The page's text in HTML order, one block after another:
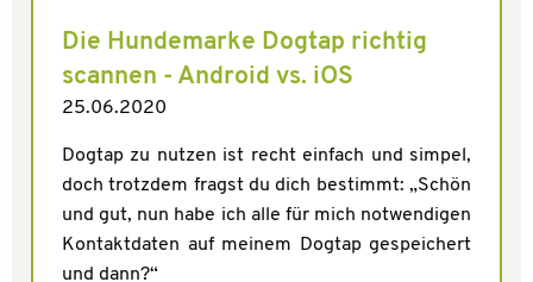
Die Hundemarke Dogtap richtig
scannen - Android vs. iOS
25.06.2020
Dogtap zu nutzen ist recht einfach und simpel,
doch trotzdem fragst du dich bestimmt: „Schön
und gut, nun habe ich alle für mich notwendigen
Kontaktdaten auf meinem Dogtap gespeichert
und dann?“